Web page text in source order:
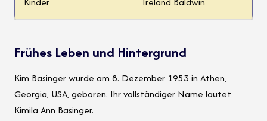
Frühes Leben und Hintergrund
Kim Basinger wurde am 8. Dezember 1953 in Athen,
Georgia, USA, geboren. Ihr vollständiger Name lautet
Kimila Ann Basinger.